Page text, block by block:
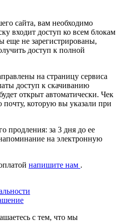
сайта, вам необходимо
входит доступ ко всем блокам
еще не зарегистрированы,
доступ к полной
на страницу сервиса
доступ к скачиванию
открыт автоматически. Чек
которую вы указали при
продления: за 3 дня до ее
на электронную
напишите нам .
с тем, что мы